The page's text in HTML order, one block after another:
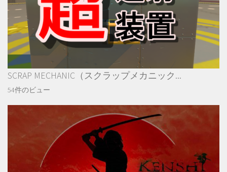
SCRAP MECHANIC（スクラップメカニック...
54件のビュー